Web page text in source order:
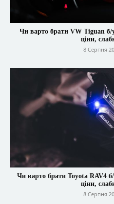
Чи варто брати VW Tiguan б/
ціни,
8 Серпня
Чи варто брати Toyota RAV4
ціни,
8 Серпня